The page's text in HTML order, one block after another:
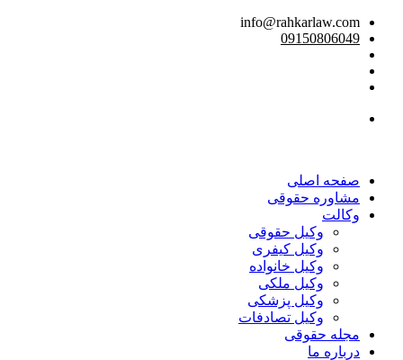
info@rahkarlaw.com
09150806049
صفحه اصلی
مشاوره حقوقی
وکالت
وکیل حقوقی
وکیل کیفری
وکیل خانواده
وکیل ملکی
وکیل پزشکی
وکیل تصادفات
مجله حقوقی
درباره ما